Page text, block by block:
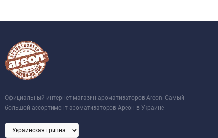
Официальный интернет магазин ароматизаторов Areon. Самый
большой ассортимент ароматизаторов Ареон в Украине